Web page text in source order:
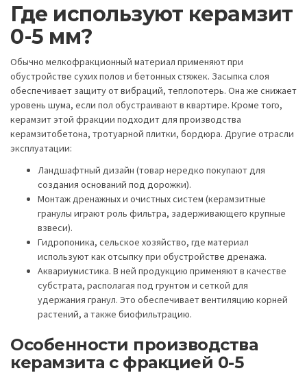
Где используют керамзит
0-5 мм?
Обычно мелкофракционный материал применяют при
обустройстве сухих полов и бетонных стяжек. Засыпка слоя
обеспечивает защиту от вибраций, теплопотерь. Она же снижает
уровень шума, если пол обустраивают в квартире. Кроме того,
керамзит этой фракции подходит для производства
керамзитобетона, тротуарной плитки, бордюра. Другие отрасли
эксплуатации:
Ландшафтный дизайн (товар нередко покупают для
создания оснований под дорожки).
Монтаж дренажных и очистных систем (керамзитные
гранулы играют роль фильтра, задерживающего крупные
взвеси).
Гидропоника, сельское хозяйство, где материал
используют как отсыпку при обустройстве дренажа.
Аквариумистика. В ней продукцию применяют в качестве
субстрата, располагая под грунтом и сеткой для
удержания гранул. Это обеспечивает вентиляцию корней
растений, а также биофильтрацию.
Особенности производства
керамзита с фракцией 0-5